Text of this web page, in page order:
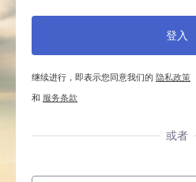
继续进行，即表示您同意我们的 隐私政策
和 服务条款
或者